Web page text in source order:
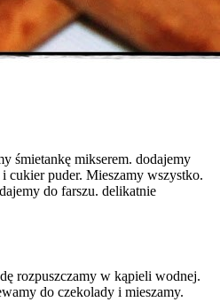
śmietankę mikserem. dodajemy
cukier puder. Mieszamy wszystko.
do farszu. delikatnie
rozpuszczamy w kąpieli wodnej.
do czekolady i mieszamy.